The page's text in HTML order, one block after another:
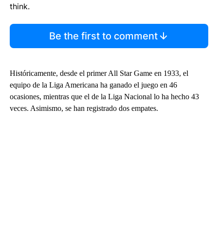
think.
Be the first to comment
Históricamente, desde el primer All Star Game en 1933, el
equipo de la Liga Americana ha ganado el juego en 46
ocasiones, mientras que el de la Liga Nacional lo ha hecho 43
veces. Asimismo, se han registrado dos empates.